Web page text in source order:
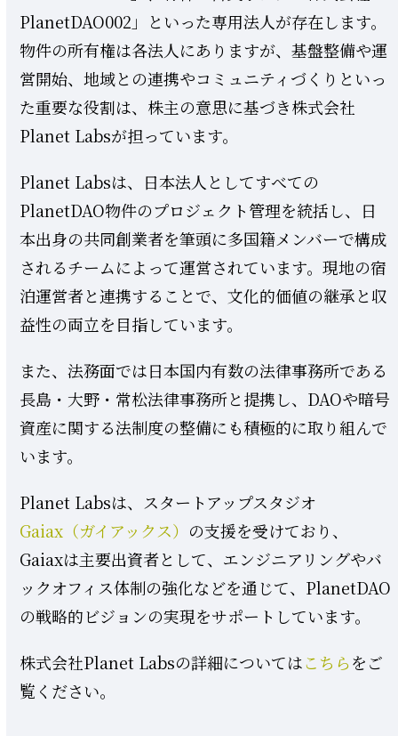
PlanetDAO002」といった専用法人が存在します。
物件の所有権は各法人にありますが、基盤整備や運
営開始、地域との連携やコミュニティづくりといっ
た重要な役割は、株主の意思に基づき株式会社
Planet Labsが担っています。
Planet Labsは、日本法人としてすべての
PlanetDAO物件のプロジェクト管理を統括し、日
本出身の共同創業者を筆頭に多国籍メンバーで構成
されるチームによって運営されています。現地の宿
泊運営者と連携することで、文化的価値の継承と収
益性の両立を目指しています。
また、法務面では日本国内有数の法律事務所である
長島・大野・常松法律事務所と提携し、DAOや暗号
資産に関する法制度の整備にも積極的に取り組んで
います。
Planet Labsは、スタートアップスタジオ
Gaiax（ガイアックス） の支援を受けており、
Gaiaxは主要出資者として、エンジニアリングやバ
ックオフィス体制の強化などを通じて、PlanetDAO
の戦略的ビジョンの実現をサポートしています。
株式会社Planet Labsの詳細についてはこちらをご
覧ください。